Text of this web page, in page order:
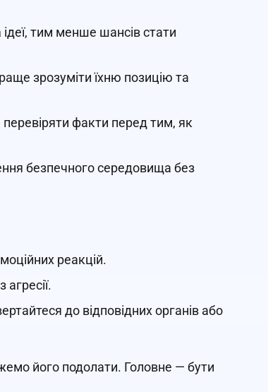
ідеї, тим менше шансів стати
зрозуміти їхню позицію та
перевіряти факти перед тим, як
безпечного середовища без
реакцій.
до відповідних органів або
його подолати. Головне — бути